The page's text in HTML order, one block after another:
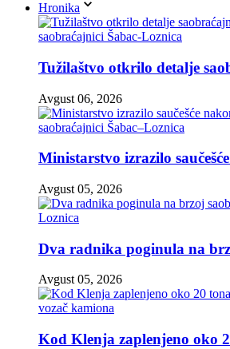
Hronika
Tužilaštvo otkrilo detalje
Avgust 06, 2026
Ministarstvo izrazilo
Avgust 05, 2026
Dva radnika poginula na
Avgust 05, 2026
Kod Klenja zaplenjeno oko